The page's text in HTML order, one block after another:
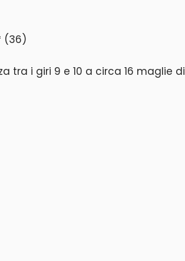
(36)
tra i giri 9 e 10 a circa 16 maglie di